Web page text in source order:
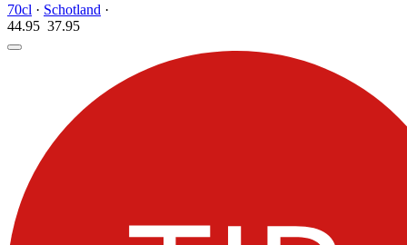
70cl · Schotland ·
44.95 37.95